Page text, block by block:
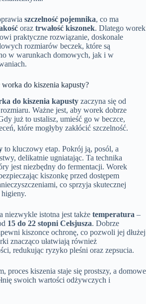
szczelność pojemnika, co ma
oraz trwałość kiszonek. Dlatego worek
praktyczne rozwiązanie, doskonale
rozmiarów beczek, które są
w warunkach domowych, jak i w
do kiszenia kapusty?
do kiszenia kapusty zaczyna się od
Ważne jest, aby worek dobrze
już to ustalisz, umieść go w beczce,
które mogłyby zakłócić szczelność.
to kluczowy etap. Pokrój ją, posól, a
delikatnie ugniatając. Ta technika
jest niezbędny do fermentacji. Worek
kiszonkę przed dostępem
co sprzyja skutecznej
niezwykle istotna jest także temperatura –
15 do 22 stopni Celsjusza. Dobrze
kiszonce ochronę, co pozwoli jej dłużej
znacząco ułatwiają również
redukując ryzyko pleśni oraz zepsucia.
proces kiszenia staje się prostszy, a domowe
swoich wartości odżywczych i